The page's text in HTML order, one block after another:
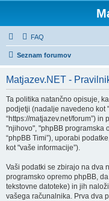
FAQ
Seznam forumov
Matjazev.NET -
Ta politika natančno opisuje,
podjetji (nadalje navedeno kot
“https://matjazev.net/forum”)
"njihovo", "phpBB programska
“phpBB Timi”), uporabi
kot "vaše informacije”).
Vaši podatki se zbirajo na dva
programsko opremo phpBB,
tekstovne datoteke) in jih
vašega računalnika. Prva dva